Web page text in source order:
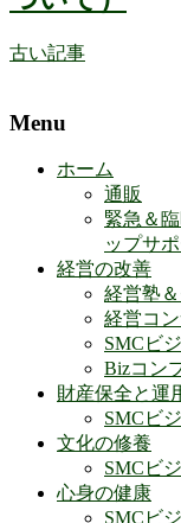
古い記事
Menu
ホーム
通販
緊急＆
ップサ
経営の改善
経営塾
経営コ
SMCビ
Bizコン
財産保全と運
SMCビ
文化の修養
SMCビ
心身の健康
SMCビ